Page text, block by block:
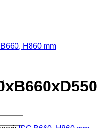
B660, H860 mm